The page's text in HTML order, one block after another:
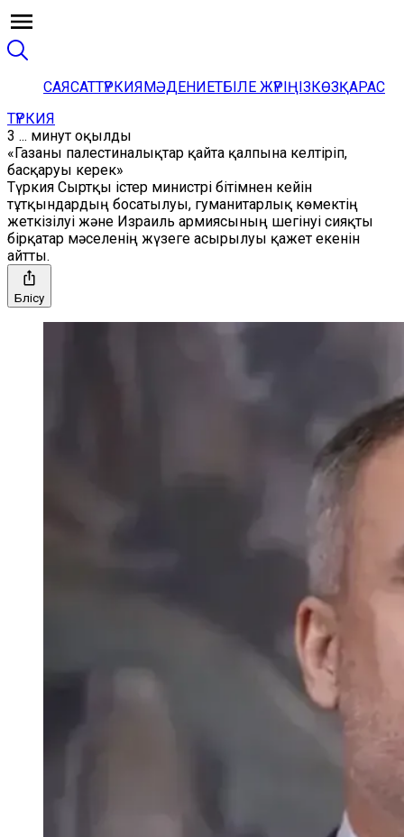
САЯСАТТҮРКИЯМӘДЕНИЕТБІЛЕ ЖҮРІҢІЗКӨЗҚАРАС
ТҮРКИЯ
3 ... минут оқылды
«Газаны палестиналықтар қайта қалпына келтіріп,
басқаруы керек»
Түркия Сыртқы істер министрі бітімнен кейін
тұтқындардың босатылуы, гуманитарлық көмектің
жеткізілуі және Израиль армиясының шегінуі сияқты
бірқатар мәселенің жүзеге асырылуы қажет екенін
айтты.
Бөлісу